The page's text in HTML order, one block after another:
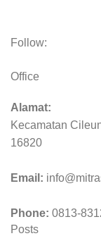
Follow:
Office
Alamat:
Kecamatan
16820
Email:
Phone: 0813-
Posts